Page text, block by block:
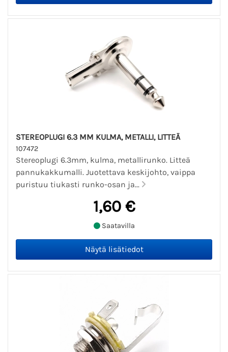
STEREOPLUGI 6.3 MM KULMA, METALLI, LITTEÄ
107472
Stereoplugi 6.3mm, kulma, metallirunko. Litteä
pannukakkumalli. Juotettava keskijohto, vaippa
puristuu tiukasti runko-osan ja...
1,60 €
Saatavilla